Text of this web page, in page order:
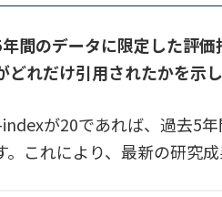
間のデータに限定した評
どれだけ引用されたかを示
が20であれば、過去5
これにより、最新の研究